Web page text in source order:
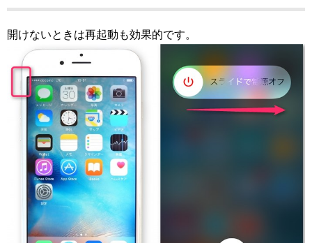
開けないときは再起動も効果的です。